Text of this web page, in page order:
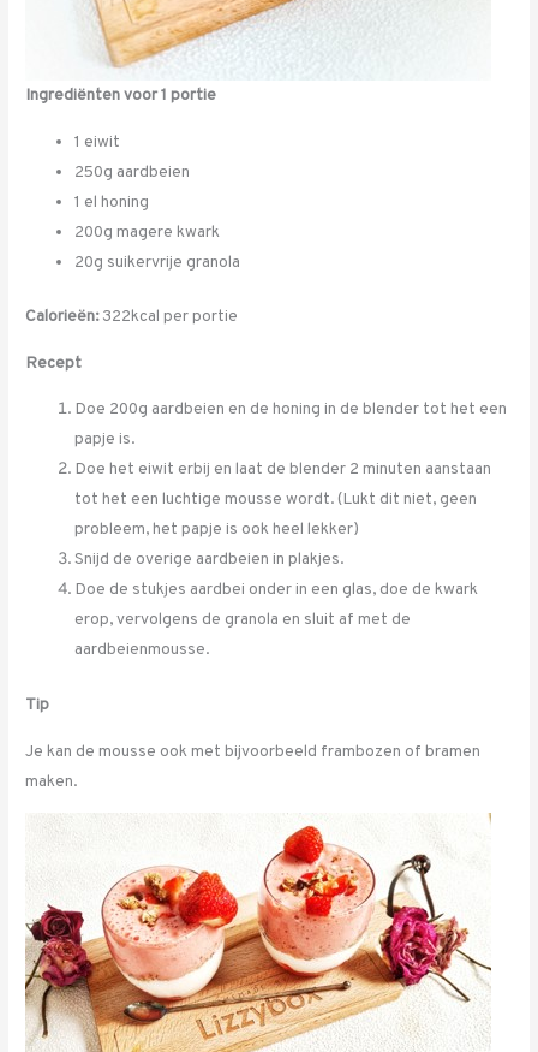
Ingrediënten voor 1 portie
1 eiwit
250g aardbeien
1 el honing
200g magere kwark
20g suikervrije granola
Calorieën:322kcal per portie
Recept
Doe 200g aardbeien en de honing in de blender tot het een
papje is.
Doe het eiwit erbij en laat de blender 2 minuten aanstaan
tot het een luchtige mousse wordt. (Lukt dit niet, geen
probleem, het papje is ook heel lekker)
Snijd de overige aardbeien in plakjes.
Doe de stukjes aardbei onder in een glas, doe de kwark
erop, vervolgens de granola en sluit af met de
aardbeienmousse.
Tip
Je kan de mousse ook met bijvoorbeeld frambozen of bramen
maken.